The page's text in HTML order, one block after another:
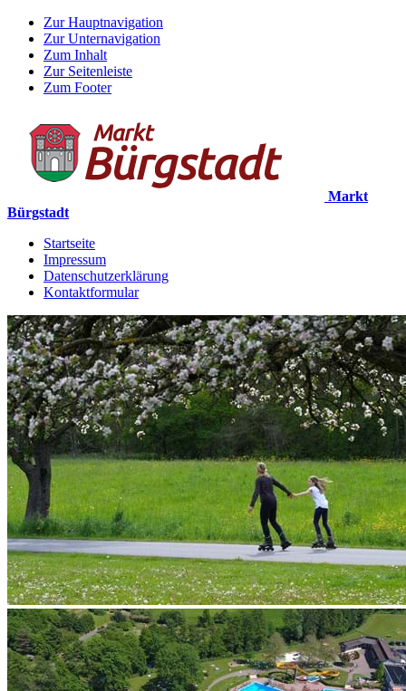
Zur Hauptnavigation
Zur Unternavigation
Zum Inhalt
Zur Seitenleiste
Zum Footer
Markt
Bürgstadt
Startseite
Impressum
Datenschutzerklärung
Kontaktformular